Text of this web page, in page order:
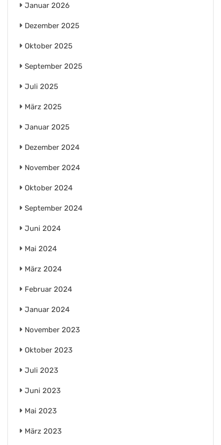
Januar 2026
Dezember 2025
Oktober 2025
September 2025
Juli 2025
März 2025
Januar 2025
Dezember 2024
November 2024
Oktober 2024
September 2024
Juni 2024
Mai 2024
März 2024
Februar 2024
Januar 2024
November 2023
Oktober 2023
Juli 2023
Juni 2023
Mai 2023
März 2023